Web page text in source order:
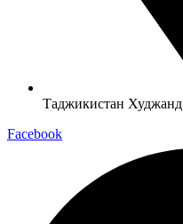
Таджикистан Худжанд
Facebook